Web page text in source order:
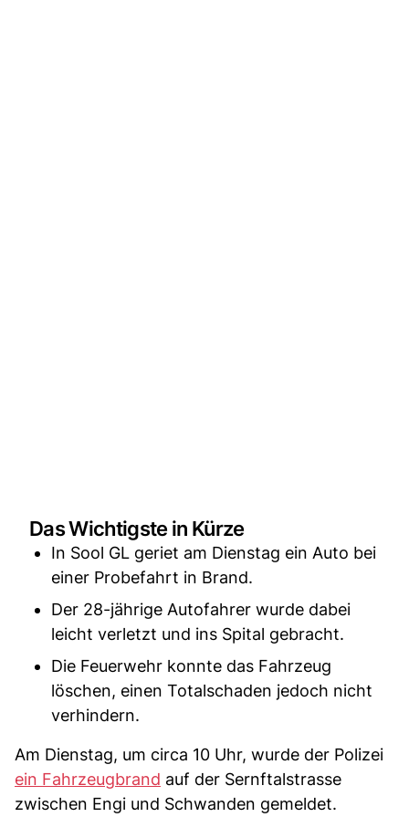
Das Wichtigste in Kürze
In Sool GL geriet am Dienstag ein Auto bei
einer Probefahrt in Brand.
Der 28-jährige Autofahrer wurde dabei
leicht verletzt und ins Spital gebracht.
Die Feuerwehr konnte das Fahrzeug
löschen, einen Totalschaden jedoch nicht
verhindern.
Am Dienstag, um circa 10 Uhr, wurde der Polizei
ein Fahrzeugbrand auf der Sernftalstrasse
zwischen Engi und Schwanden gemeldet.